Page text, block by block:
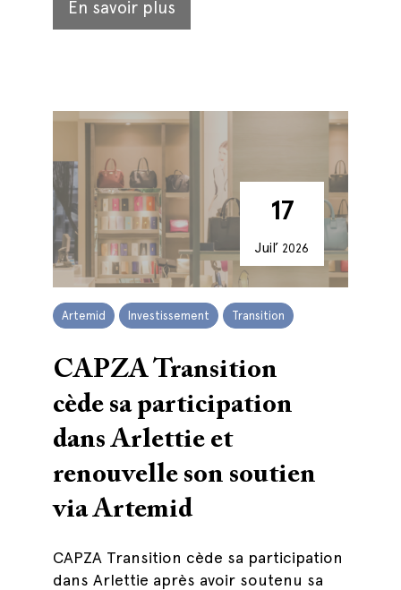
En savoir plus
17
Juil’ 2026
Artemid Investissement Transition
CAPZA Transition
cède sa participation
dans Arlettie et
renouvelle son soutien
via Artemid
CAPZA Transition cède sa participation
dans Arlettie après avoir soutenu sa